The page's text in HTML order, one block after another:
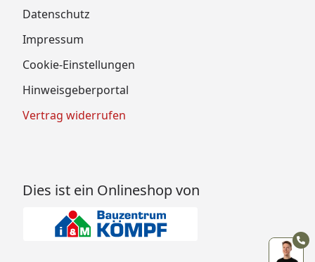
Datenschutz
Impressum
Cookie-Einstellungen
Hinweisgeberportal
Vertrag widerrufen
Dies ist ein Onlineshop von